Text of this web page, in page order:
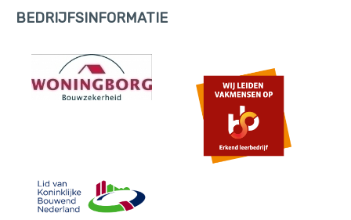
BEDRIJFSINFORMATIE